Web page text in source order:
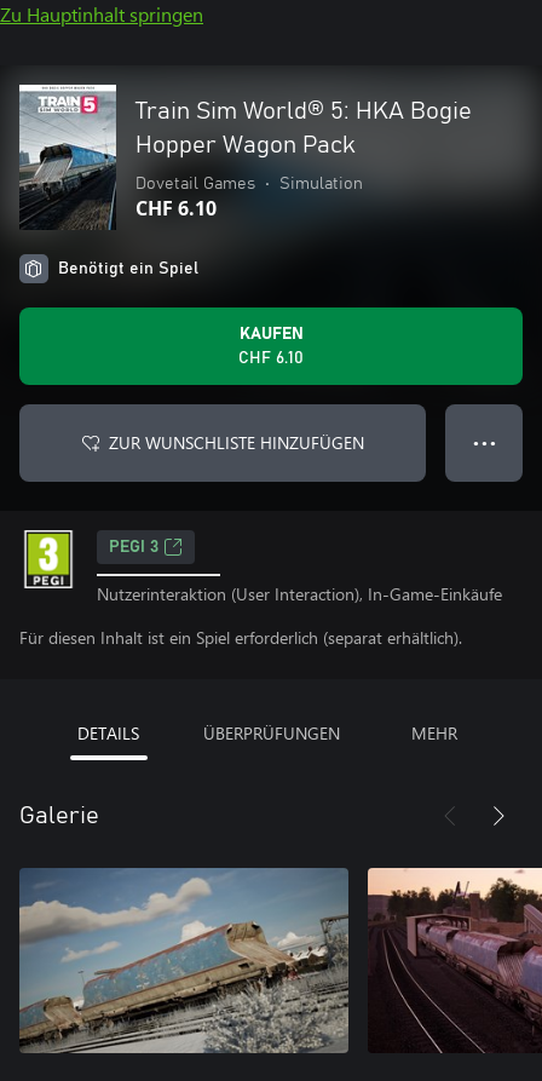
Zu Hauptinhalt springen
Train Sim World® 5: HKA Bogie
Hopper Wagon Pack
Dovetail Games • Simulation
CHF 6.10
Benötigt ein Spiel
KAUFEN
CHF 6.10
ZUR WUNSCHLISTE HINZUFÜGEN ● ● ●
PEGI 3
Nutzerinteraktion (User Interaction), In-Game-Einkäufe
Für diesen Inhalt ist ein Spiel erforderlich (separat erhältlich).
DETAILS ÜBERPRÜFUNGEN MEHR
Galerie